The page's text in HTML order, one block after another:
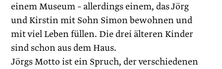
einem Museum – allerdings einem, das Jörg
und Kirstin mit Sohn Simon bewohnen und
mit viel Leben füllen. Die drei älteren Kinder
sind schon aus dem Haus.
Jörgs Motto ist ein Spruch, der verschiedenen